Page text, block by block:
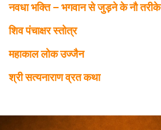
नवधा भक्ति – भगवान से जुड़ने के नौ तरीके
शिव पंचाक्षर स्तोत्र
महाकाल लोक उज्जैन
श्री सत्यनाराण व्रत कथा